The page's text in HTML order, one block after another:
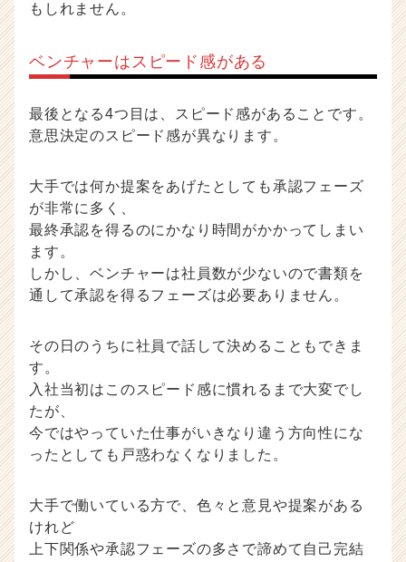
もしれません。
ベンチャーはスピード感がある
最後となる4つ目は、スピード感があることです。
意思決定のスピード感が異なります。
大手では何か提案をあげたとしても承認フェーズ
が非常に多く、
最終承認を得るのにかなり時間がかかってしまい
ます。
しかし、ベンチャーは社員数が少ないので書類を
通して承認を得るフェーズは必要ありません。
その日のうちに社員で話して決めることもできま
す。
入社当初はこのスピード感に慣れるまで大変でし
たが、
今ではやっていた仕事がいきなり違う方向性にな
ったとしても戸惑わなくなりました。
大手で働いている方で、色々と意見や提案がある
けれど
上下関係や承認フェーズの多さで諦めて自己完結